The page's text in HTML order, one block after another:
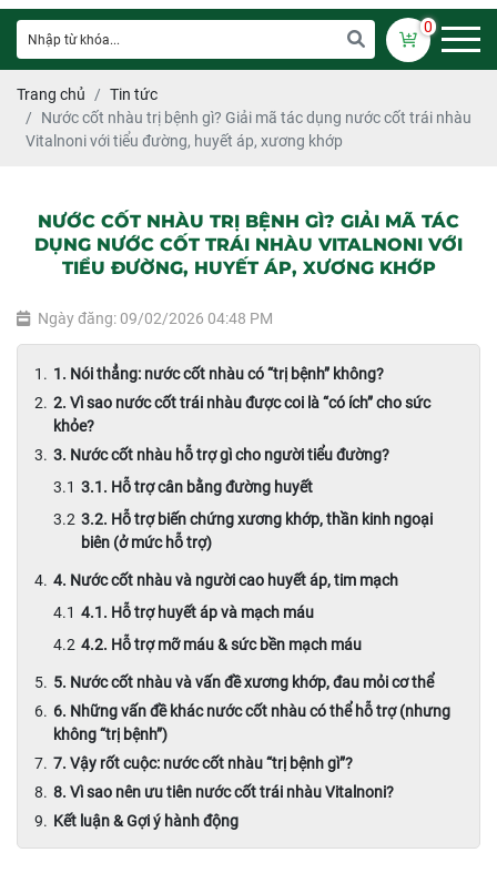
0
Trang chủ
Tin tức
Nước cốt nhàu trị bệnh gì? Giải mã tác dụng nước cốt trái nhàu
Vitalnoni với tiểu đường, huyết áp, xương khớp
NƯỚC CỐT NHÀU TRỊ BỆNH GÌ? GIẢI MÃ TÁC
DỤNG NƯỚC CỐT TRÁI NHÀU VITALNONI VỚI
TIỂU ĐƯỜNG, HUYẾT ÁP, XƯƠNG KHỚP
Ngày đăng: 09/02/2026 04:48 PM
1. Nói thẳng: nước cốt nhàu có “trị bệnh” không?
2. Vì sao nước cốt trái nhàu được coi là “có ích” cho sức
khỏe?
3. Nước cốt nhàu hỗ trợ gì cho người tiểu đường?
3.1. Hỗ trợ cân bằng đường huyết
3.2. Hỗ trợ biến chứng xương khớp, thần kinh ngoại
biên (ở mức hỗ trợ)
4. Nước cốt nhàu và người cao huyết áp, tim mạch
4.1. Hỗ trợ huyết áp và mạch máu
4.2. Hỗ trợ mỡ máu & sức bền mạch máu
5. Nước cốt nhàu và vấn đề xương khớp, đau mỏi cơ thể
6. Những vấn đề khác nước cốt nhàu có thể hỗ trợ (nhưng
không “trị bệnh”)
7. Vậy rốt cuộc: nước cốt nhàu “trị bệnh gì”?
8. Vì sao nên ưu tiên nước cốt trái nhàu Vitalnoni?
Kết luận & Gợi ý hành động